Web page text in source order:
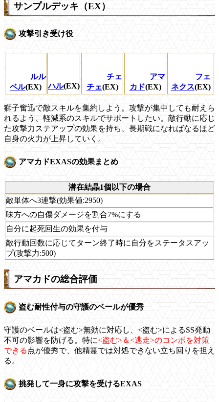
サンプルデッキ（EX）
攻撃引き受け役
ルル
ベル(EX) ハル(EX)
チェ
チェ(EX)
アマ
カド(EX)
フェ
ネクス(EX)
獅子奮迅で敵スキルを集約しよう。攻撃が集中しても耐えら
れるよう、軽減系のスキルでサポートしたい。敵行動に応じ
た攻撃力ステアップの効果を持ち、長期戦になればなるほど
自身の火力が上昇していく。
アマカドEXASの効果まとめ
潜在結晶1個以下の場合
敵単体へ3連撃(効果値:2950)
味方への自傷ダメージを割合7%にする
自分に起死回生の効果を付与
敵行動回数に応じてターン終了時に自分をステータスアッ
プ(攻撃力:500)
アマカドの総合評価
盗む耐性付与の守護のベールが優秀
守護のベールは<盗む>無効に対応し、<盗む>によるSS発動
不可の影響を防げる。特に<盗む>＆<逃走>のコンボを対策
できる 点が優秀で、他精霊では対処できない立ち回りを担え
る。
挑発して一身に攻撃を受けるEXAS